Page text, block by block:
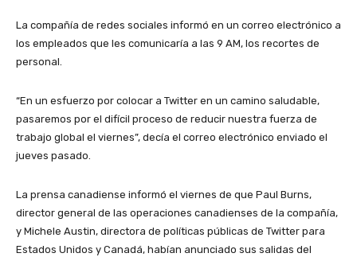
La compañía de redes sociales informó en un correo electrónico a
los empleados que les comunicaría a las 9 AM, los recortes de
personal.
“En un esfuerzo por colocar a Twitter en un camino saludable,
pasaremos por el difícil proceso de reducir nuestra fuerza de
trabajo global el viernes”, decía el correo electrónico enviado el
jueves pasado.
La prensa canadiense informó el viernes de que Paul Burns,
director general de las operaciones canadienses de la compañía,
y Michele Austin, directora de políticas públicas de Twitter para
Estados Unidos y Canadá, habían anunciado sus salidas del